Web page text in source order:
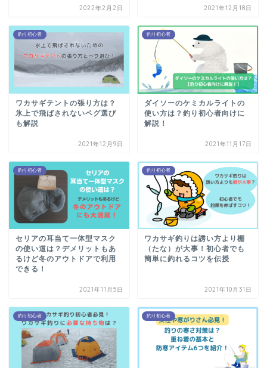
2022年2月2日 2021年12月18日
釣り初心者
ワカサギテントの張り方は？
氷上で飛ばされないペグ選び
も解説
2021年12月9日
釣り初心者
ダイソーのケミカルライトの
使い方は？釣り初心者向けに
解説！
2021年11月17日
釣り初心者
セリアの耳当て一体型マスク
の使い道は？デメリットもあ
るけど冬のアウトドアで利用
できる！
2021年11月5日
釣り初心者
ワカサギ釣りは誘い方より棚
（たな）が大事！初心者でも
簡単に釣れるコツを伝授
2021年10月31日
釣り初心者 釣り初心者